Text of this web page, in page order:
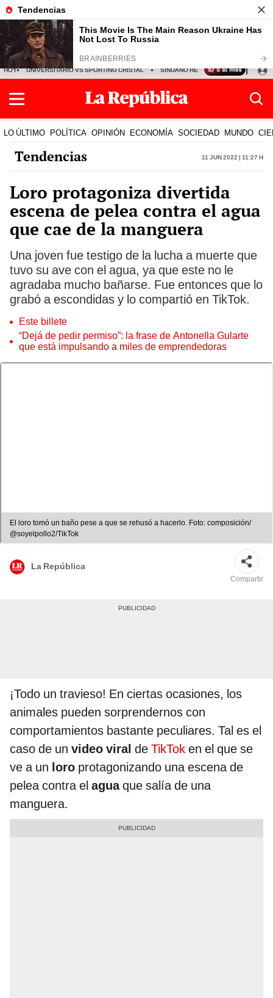
HOY UNIVERSITARIO VS SPORTING CRISTAL SINUANO RESULTADOS HOY
LO ÚLTIMO POLÍTICA OPINIÓN ECONOMÍA SOCIEDAD MUNDO
Tendencias 11 Jun 2022 | 11:27 h
Loro protagoniza divertida
escena de pelea contra el agua
que cae de la manguera
Una joven fue testigo de la lucha a muerte que
tuvo su ave con el agua, ya que este no le
agradaba mucho bañarse. Fue entonces que lo
grabó a escondidas y lo compartió en TikTok.
Este billete
“Dejá de pedir permiso”: la frase de Antonella Gularte
que está impulsando a miles de emprendedoras
El loro tomó un baño pese a que se rehusó a hacerlo. Foto: composición/
@soyelpollo2/TikTok
La República
Compartir
¡Todo un travieso! En ciertas ocasiones, los
animales pueden sorprendernos con
comportamientos bastante peculiares. Tal es el
caso de un video viral de TikTok en el que se
ve a un loro protagonizando una escena de
pelea contra el aguaque salía de una
manguera.